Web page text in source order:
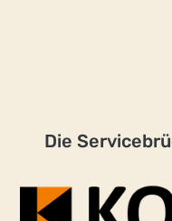
Die